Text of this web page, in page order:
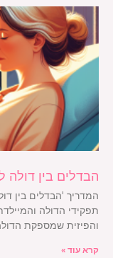
הבדלים בין דולה
המדריך 'הבדלים בין
תפקידי הדולה
והפיזית שמספקת
קרא עוד »